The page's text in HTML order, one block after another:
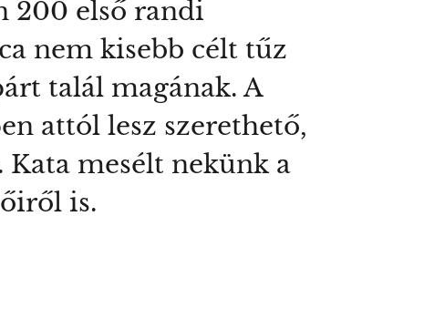
200 első randi
nem kisebb célt tűz
talál magának. A
attól lesz szerethető,
mesélt nekünk a
is.